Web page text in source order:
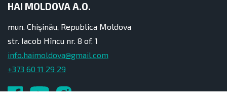
HAI MOLDOVA A.O.
mun. Chișinău, Republica Moldova
str. Iacob Hîncu nr. 8 of. 1
info.haimoldova@gmail.com
+373 60 11 29 29